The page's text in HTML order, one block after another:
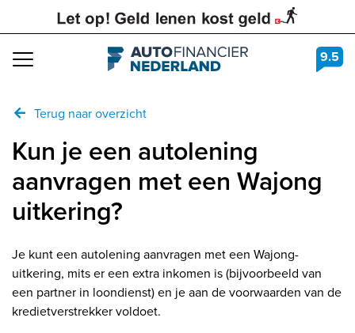
Navigation 9.5
Terug naar overzicht
Kun je een autolening
aanvragen met een Wajong
uitkering?
Je kunt een autolening aanvragen met een Wajong-
uitkering, mits er een extra inkomen is (bijvoorbeeld van
een partner in loondienst) en je aan de voorwaarden van de
kredietverstrekker voldoet.